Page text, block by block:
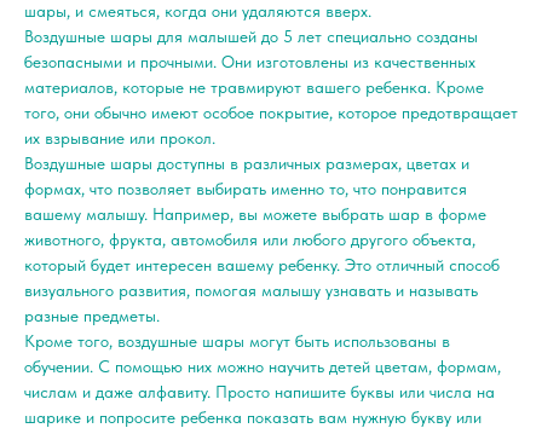
шары, и смеяться, когда они удаляются вверх.
Воздушные шары для малышей до 5 лет специально созданы
безопасными и прочными. Они изготовлены из качественных
материалов, которые не травмируют вашего ребенка. Кроме
того, они обычно имеют особое покрытие, которое предотвращает
их взрывание или прокол.
Воздушные шары доступны в различных размерах, цветах и
формах, что позволяет выбирать именно то, что понравится
вашему малышу. Например, вы можете выбрать шар в форме
животного, фрукта, автомобиля или любого другого объекта,
который будет интересен вашему ребенку. Это отличный способ
визуального развития, помогая малышу узнавать и называть
разные предметы.
Кроме того, воздушные шары могут быть использованы в
обучении. С помощью них можно научить детей цветам, формам,
числам и даже алфавиту. Просто напишите буквы или числа на
шарике и попросите ребенка показать вам нужную букву или